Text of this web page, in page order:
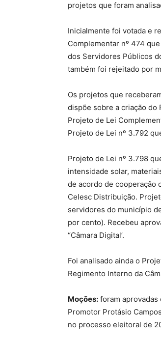
projetos que foram
Inicialmente foi votada e
Complementar nº 474
dos Servidores Públicos
também foi rejeitado por
Os projetos que
dispõe sobre a criação do
Projeto de Lei
Projeto de Lei nº 3.792
Projeto de Lei nº 3.798
intensidade solar,
de acordo de cooperação
Celesc Distribuição.
servidores do município
por cento). Recebeu
“Câmara Digital’.
Foi analisado ainda o
Regimento Interno da
Moções: foram aprovadas
Promotor Protásio
no processo eleitoral de